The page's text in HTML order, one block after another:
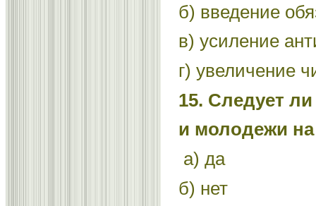
б) введение
в) усиление
г) увеличение
15. Следует
и молодежи
а) да
б) нет